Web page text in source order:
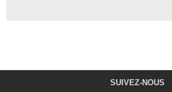
SUIVEZ-NOUS